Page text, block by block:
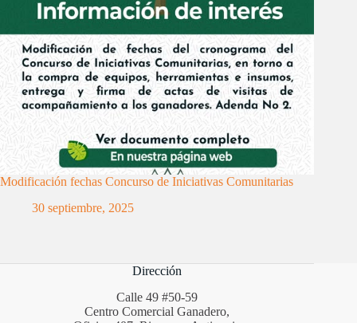
Modificación fechas Concurso de Iniciativas Comunitarias
30 septiembre, 2025
Dirección
Calle 49 #50-59
Centro Comercial Ganadero,